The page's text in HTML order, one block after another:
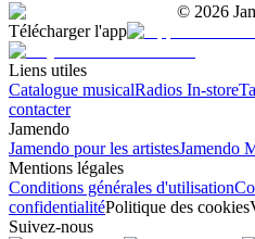
© 2026
Télécharger l'app
Liens utiles
Catalogue musicalRadios In-store
contacter
Jamendo
Jamendo pour les artistesJamendo
Mentions légales
Conditions générales d'utilisation
confidentialitéPolitique des cookies
Suivez-nous